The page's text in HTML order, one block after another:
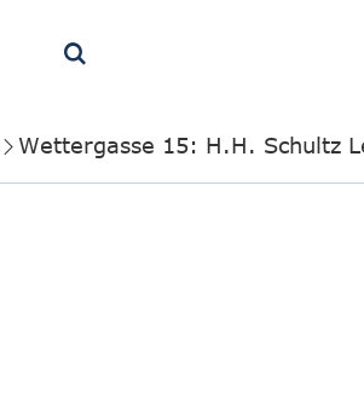
Wettergasse 15: H.H. Schultz